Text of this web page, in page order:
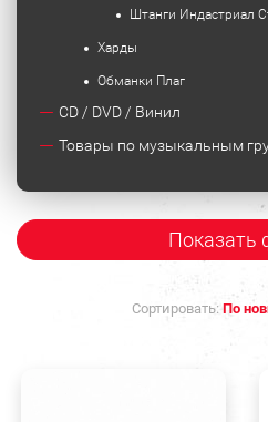
Штанги Индастриал
Харды
Обманки Плаг
CD / DVD / Винил
Товары по музыкальным
Показать
Сортировать: По